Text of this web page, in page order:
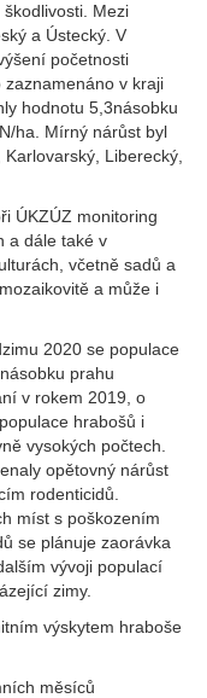
Mezi
a Ústecký. V
početnosti
v kraji
hodnotu 5,3násobku
ha. Mírný nárůst byl
Liberecký,
ÚKZÚZ monitoring
a dále také v
včetně sadů a
a může i
2020 se populace
prahu
v rokem 2019, o
hrabošů i
vysokých počtech.
opětovný nárůst
rodenticidů.
míst s poškozením
se plánuje zaorávka
vývoji populací
zimy.
výskytem hraboše
měsíců